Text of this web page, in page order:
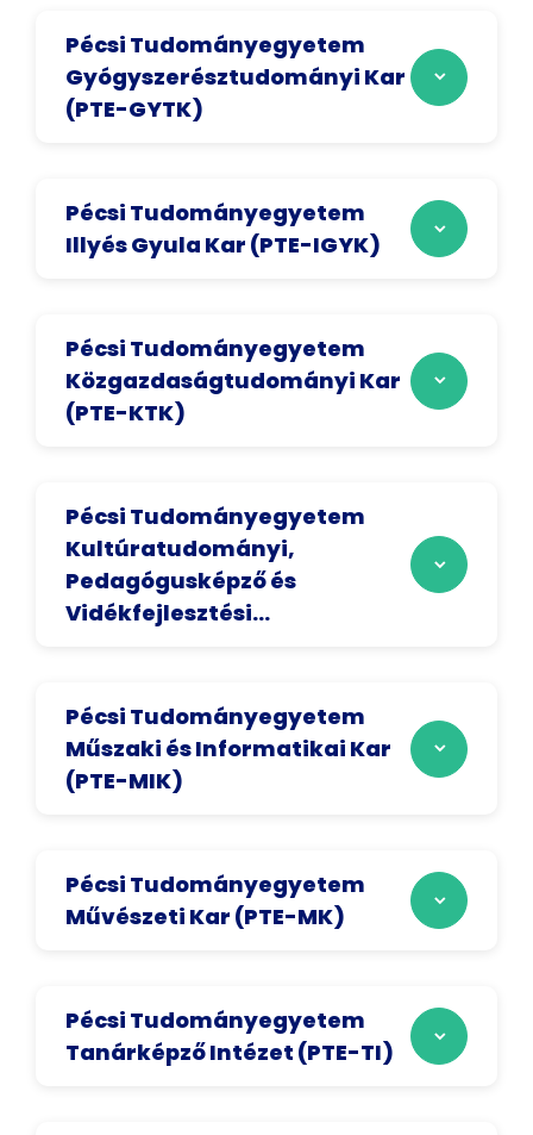
Pécsi Tudományegyetem
Gyógyszerésztudományi Kar
(PTE-GYTK)
Pécsi Tudományegyetem
Illyés Gyula Kar (PTE-IGYK)
Pécsi Tudományegyetem
Közgazdaságtudományi Kar
(PTE-KTK)
Pécsi Tudományegyetem
Kultúratudományi,
Pedagógusképző és
Vidékfejlesztési...
Pécsi Tudományegyetem
Műszaki és Informatikai Kar
(PTE-MIK)
Pécsi Tudományegyetem
Művészeti Kar (PTE-MK)
Pécsi Tudományegyetem
Tanárképző Intézet (PTE-TI)